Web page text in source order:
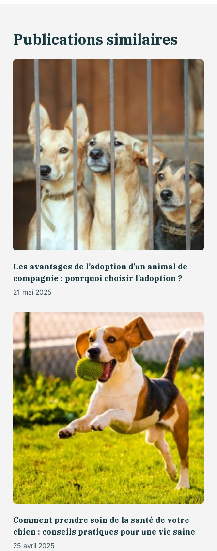
Publications similaires
Les avantages de l’adoption d’un animal de
compagnie : pourquoi choisir l’adoption ?
21 mai 2025
Comment prendre soin de la santé de votre
chien : conseils pratiques pour une vie saine
25 avril 2025